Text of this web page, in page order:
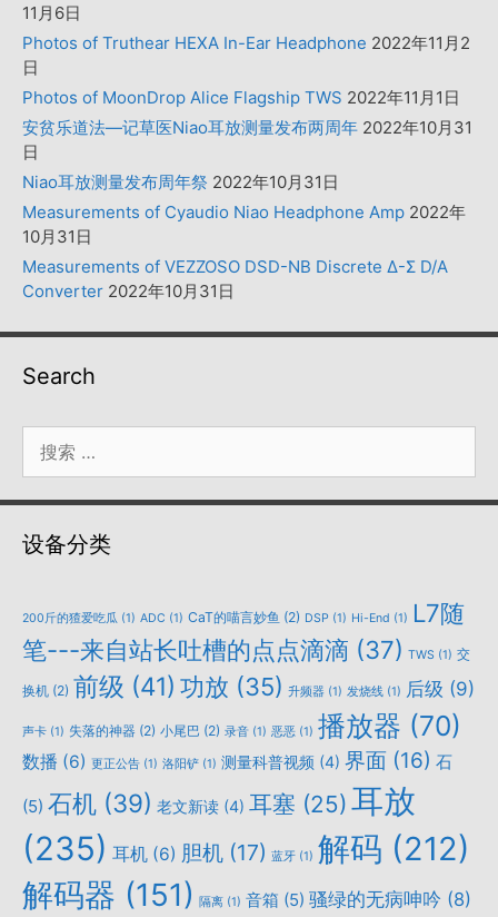
11月6日
Photos of Truthear HEXA In-Ear Headphone 2022年11月2
日
Photos of MoonDrop Alice Flagship TWS 2022年11月1日
安贫乐道法—记草医Niao耳放测量发布两周年 2022年10月31
日
Niao耳放测量发布周年祭 2022年10月31日
Measurements of Cyaudio Niao Headphone Amp 2022年
10月31日
Measurements of VEZZOSO DSD-NB Discrete Δ-Σ D/A
Converter 2022年10月31日
Search
索：
设备分类
200斤的猹爱吃瓜 (1) ADC (1) CaT的喵言妙鱼 (2) DSP (1) Hi-End (1) L7随
笔---来自站长吐槽的点点滴滴 (37) TWS (1) 交
换机 (2) 前级 (41) 功放 (35) 升频器 (1) 发烧线 (1) 后级 (9)
声卡 (1) 失落的神器 (2) 小尾巴 (2) 录音 (1) 恶恶 (1) 播放器 (70)
数播 (6) 更正公告 (1) 洛阳铲 (1) 测量科普视频 (4) 界面 (16) 石
(5) 石机 (39) 老文新读 (4) 耳塞 (25) 耳放
(235) 耳机 (6) 胆机 (17) 蓝牙 (1) 解码 (212)
解码器 (151) 隔离 (1) 音箱 (5) 骚绿的无病呻吟 (8)